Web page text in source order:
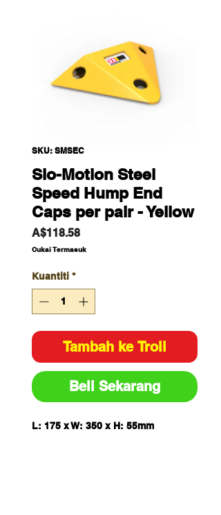
SKU: SMSEC
Slo-Motion Steel
Speed Hump End
Caps per pair - Yellow
A$118.58Harga
Cukai Termasuk
Kuantiti *
Tambah ke Troli
Beli Sekarang
L: 175 x W: 350 x H: 55mm